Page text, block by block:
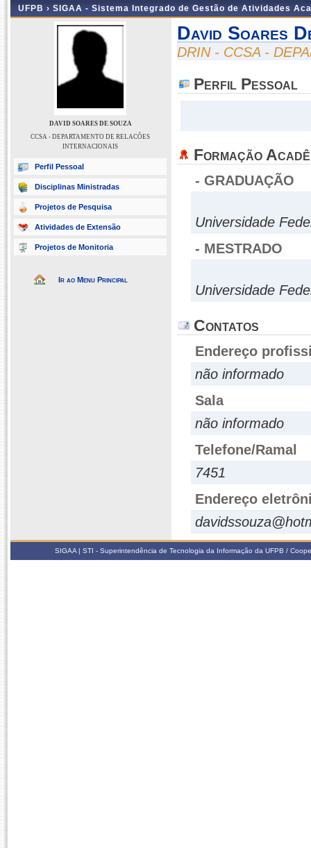
UFPB › SIGAA - Sistema Integrado de Gestão de Atividades
DAVID SOARES DE SOUZA
CCSA - DEPARTAMENTO DE RELACÕES
INTERNACIONAIS
Perfil Pessoal
Disciplinas Ministradas
Projetos de Pesquisa
Atividades de Extensão
Projetos de Monitoria
Ir ao Menu Principal
David Soares
DRIN - CCSA -
Perfil Pessoal
Formação
- GRADUAÇÃO
Universidade
- MESTRADO
Universidade
Contatos
Endereço
não informado
Sala
não informado
Telefone/Ramal
7451
Endereço
SIGAA | STI - Superintendência de Tecnologia da Informação da UFPB /